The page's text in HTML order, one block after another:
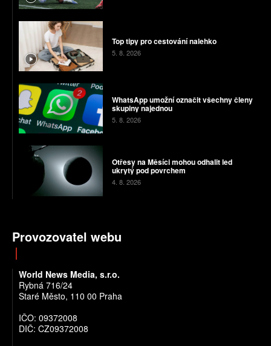
Top tipy pro cestování nalehko
5. 8. 2026
WhatsApp umožní označit všechny členy
skupiny najednou
5. 8. 2026
Otřesy na Měsíci mohou odhalit led
ukrytý pod povrchem
4. 8. 2026
Provozovatel webu
World News Media, s.r.o.
Rybná 716/24
Staré Město, 110 00 Praha
IČO: 09372008
DIČ: CZ09372008